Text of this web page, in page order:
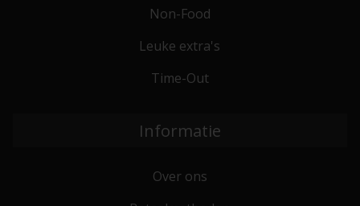
Non-Food
Leuke extra's
Time-Out
Informatie
Over ons